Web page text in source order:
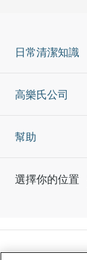
日常清潔知識
高樂氏公司
幫助
選擇你的位置